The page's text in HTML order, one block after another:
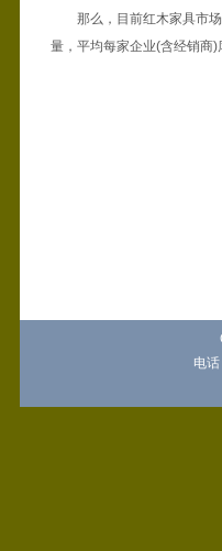
那么，目前红木家具市
量，平均每家企业(含经销商)
电